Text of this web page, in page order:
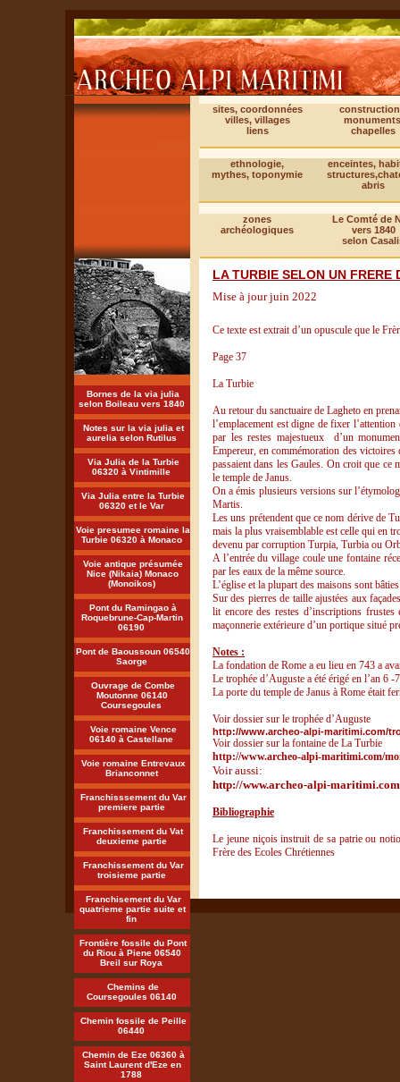
sites, coordonnées
villes, villages
liens
chapelles
ethnologie,
mythes, toponymie
enceintes,
abris
zones
archéologiques
Le Comté de
vers 1840
selon
Bornes de la via julia
selon Boileau vers 1840
Notes sur la via julia et
aurelia selon Rutilus
Via Julia de la Turbie
06320 à Vintimille
Via Julia entre la Turbie
06320 et le Var
Voie presumee romaine la
Turbie 06320 à Monaco
Voie antique présumée
Nice (Nikaia) Monaco
(Monoikos)
Pont du Ramingao à
Roquebrune-Cap-Martin
06190
Pont de Baoussoun 06540
Saorge
Ouvrage de Combe
Moutonne 06140
Coursegoules
Voie romaine Vence
06140 à Castellane
Voie romaine Entrevaux
Brianconnet
Franchisssement du Var
premiere partie
Franchissement du Vat
deuxieme partie
Franchissement du Var
troisieme partie
Franchisement du Var
quatrieme partie suite et
fin
Frontière fossile du Pont
du Riou à Piene 06540
Breil sur Roya
Chemins de
Coursegoules 06140
Chemin fossile de Peille
06440
Chemin de Eze 06360 à
Saint Laurent d'Eze en
1788
LA TURBIE SELON UN FRERE
Mise à jour juin 2022
Ce texte est extrait d’un opuscule que le
Page 37
La Turbie
Au retour du sanctuaire de Lagheto en
l’emplacement est digne de fixer
par les restes majestueux d’un
Empereur, en commémoration des
passaient dans les Gaules. On croit que ce
le temple de Janus.
On a émis plusieurs versions sur
Martis.
Les uns prétendent que ce nom dérive de
mais la plus vraisemblable est celle qui en
devenu par corruption Turpia, Turbia ou
A l’entrée du village coule une fontaine
par les eaux de la même source.
L’église et la plupart des maisons sont
Sur des pierres de taille ajustées aux
lit encore des restes d’inscriptions
maçonnerie extérieure d’un portique situé
Notes :
La fondation de Rome a eu lieu en 743 a
Le trophée d’Auguste a été érigé en l’an 6 -
La porte du temple de Janus à Rome était
Voir dossier sur le trophée d’Auguste
http://www.archeo-alpi-maritimi.com/
Voir dossier sur la fontaine de La Turbie
http://www.archeo-alpi-maritimi.com/
Voir aussi:
http://www.archeo-alpi-
Bibliographie
Le jeune niçois instruit de sa patrie ou
Frère des Ecoles Chrétiennes